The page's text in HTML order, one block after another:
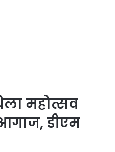
महोत्सव
डीएम